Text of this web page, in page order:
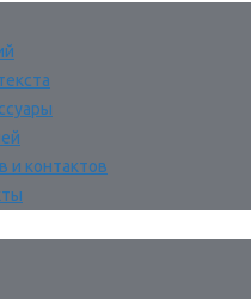
и контактов